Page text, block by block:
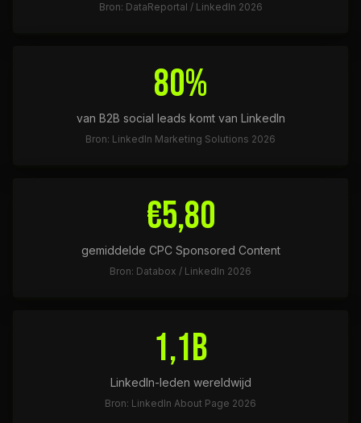
Bron: DataReportal / LinkedIn 2026
80%
van B2B social leads komt van LinkedIn
Bron: LinkedIn Marketing Solutions 2026
€5,80
gemiddelde CPC Sponsored Content
Bron: Databox / LinkedIn 2026
1,1B
LinkedIn-leden wereldwijd
Bron: LinkedIn About Page 2026